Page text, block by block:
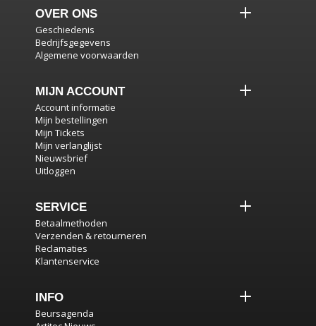
OVER ONS
Geschiedenis
Bedrijfsgegevens
Algemene voorwaarden
MIJN ACCOUNT
Account informatie
Mijn bestellingen
Mijn Tickets
Mijn verlanglijst
Nieuwsbrief
Uitloggen
SERVICE
Betaalmethoden
Verzenden & retourneren
Reclamaties
Klantenservice
INFO
Beursagenda